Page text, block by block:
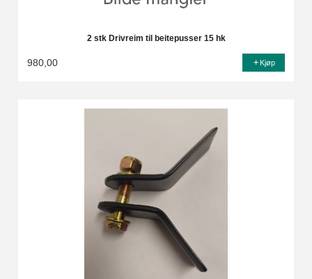
2 stk Drivreim til beitepusser 15 hk
980,00 Kjøp